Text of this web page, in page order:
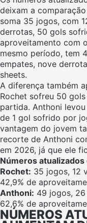
deixam a
soma 35 jogos, com
derrotas, 50 gols
aproveitamento com
mesmo período, tem
empates, nove
sheets.
A diferença também
Rochet sofreu 50
partida. Anthoni
de 1 gol sofrido por
vantagem do jovem
recorte de Anthoni
em 2026, já que ele
Números
Rochet: 35 jogos, 12
42,9% de
Anthoni: 49 jogos,
62,6% de
NÚMEROS